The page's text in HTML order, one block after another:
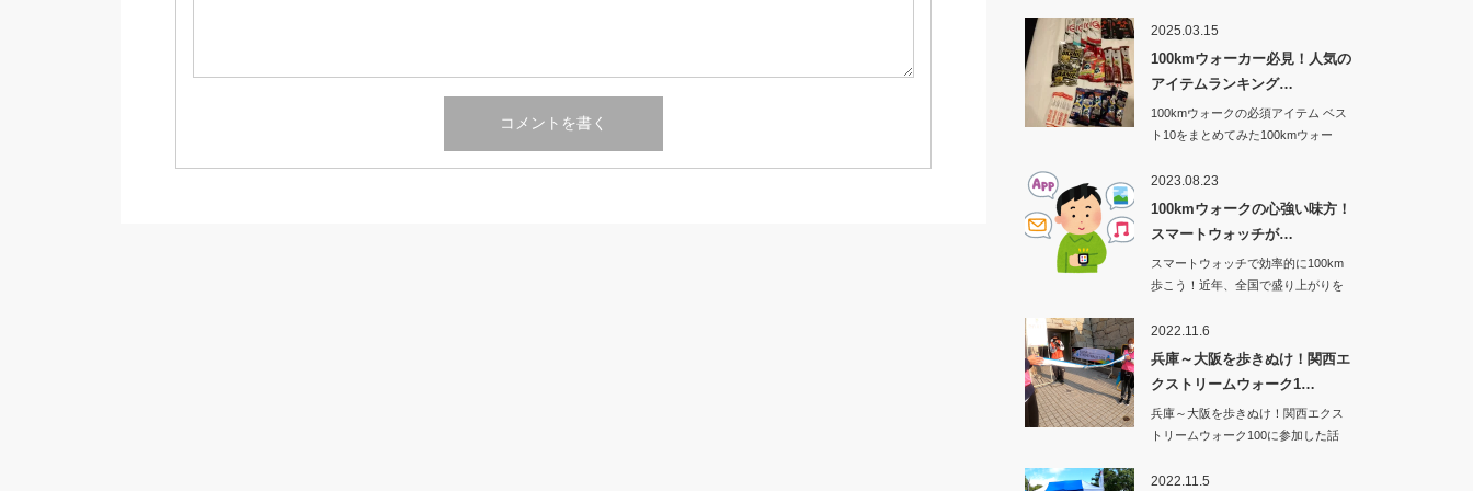
2025.03.15
100kmウォーカー必見！人気の
アイテムランキング…
100kmウォークの必須アイテム ベス
ト10をまとめてみた100kmウォー
2023.08.23
100kmウォークの心強い味方！
スマートウォッチが…
スマートウォッチで効率的に100km
歩こう！近年、全国で盛り上がりを
2022.11.6
兵庫～大阪を歩きぬけ！関西エ
クストリームウォーク1…
兵庫～大阪を歩きぬけ！関西エクス
トリームウォーク100に参加した話
2022.11.5